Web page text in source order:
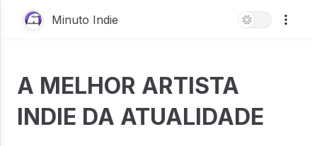
Minuto Indie
A MELHOR ARTISTA
INDIE DA ATUALIDADE